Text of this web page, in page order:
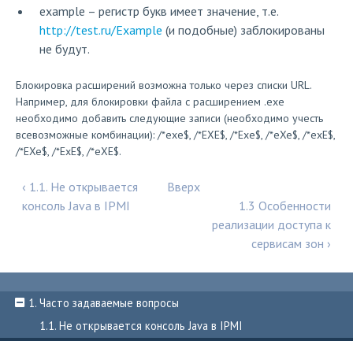
1. Часто задаваемые вопросы
1.1. Не открывается консоль Java в IPMI
example – регистр букв имеет значение, т.е.
http://test.ru/Example (и подобные) заблокированы
не будут.
Блокировка расширений возможна только через списки URL.
Например, для блокировки файла с расширением .exe
необходимо добавить следующие записи (необходимо учесть
всевозможные комбинации): /*exe$, /*EXE$, /*Exe$, /*eXe$, /*exE$,
/*EXe$, /*ExE$, /*eXE$.
‹ 1.1. Не открывается
консоль Java в IPMI
Вверх
1.3 Особенности
реализации доступа к
сервисам зон ›